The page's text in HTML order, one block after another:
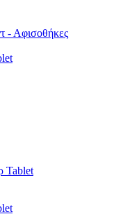
- Αφισοθήκες
Tablet